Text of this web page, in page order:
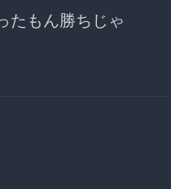
たもん勝ちじゃ